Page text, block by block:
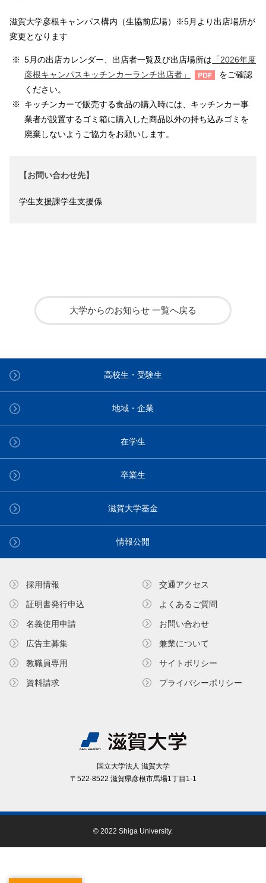
滋賀大学彦根キャンパス構内（生協前広場）※5月より出店場所が
変更となります
5月の出店カレンダー、出店者一覧及び出店場所は 「2026年度
彦根キャンパスキッチンカーランチ出店者」
をご確認
ください。
キッチンカーで販売する食品の購入時には、キッチンカー事
業者が設置するゴミ箱に購入した商品以外の持ち込みゴミを
廃棄しないようご協力をお願いします。
【お問い合わせ先】
学生支援課学生支援係
大学からのお知らせ 一覧へ戻る
高校生・受験生
地域・企業
在学生
卒業生
滋賀大学基金
情報公開
国⽴⼤学法⼈ 滋賀⼤学
〒522-8522 滋賀県彦根市⾺場1丁⽬1-1
採用情報
証明書発⾏申込
名義使⽤申請
広告主募集
教職員専⽤
資料請求
交通アクセス
よくあるご質問
お問い合わせ
兼業について
サイトポリシー
プライバシーポリシー
© 2022 Shiga University.